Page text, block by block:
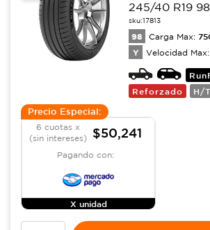
245/40 R19
sku:17813
98 Carga Max:
Y Velocidad Max:
Reforzado
H/
Precio Especial:
6 cuotas x
(sin intereses)
$50,241
Pagando con:
X unidad